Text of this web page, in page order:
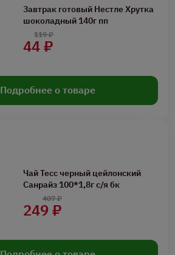
Завтрак готовый Нестле Хрутка
шоколадный 140г пп
44 ₽
119 ₽
Подробнее о товаре
Чай Тесс черный цейлонский
Санрайз 100*1,8г с/я бк
249 ₽
407 ₽